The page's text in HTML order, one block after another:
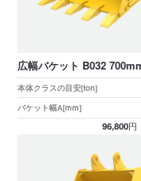
広幅バケット B032
本体クラスの目安[ton]
バケット幅A[mm]
96,800円